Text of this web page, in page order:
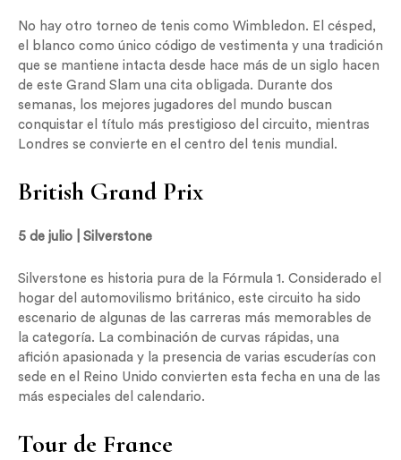
No hay otro torneo de tenis como Wimbledon. El césped,
el blanco como único código de vestimenta y una tradición
que se mantiene intacta desde hace más de un siglo hacen
de este Grand Slam una cita obligada. Durante dos
semanas, los mejores jugadores del mundo buscan
conquistar el título más prestigioso del circuito, mientras
Londres se convierte en el centro del tenis mundial.
British Grand Prix
5 de julio | Silverstone
Silverstone es historia pura de la Fórmula 1. Considerado el
hogar del automovilismo británico, este circuito ha sido
escenario de algunas de las carreras más memorables de
la categoría. La combinación de curvas rápidas, una
afición apasionada y la presencia de varias escuderías con
sede en el Reino Unido convierten esta fecha en una de las
más especiales del calendario.
Tour de France